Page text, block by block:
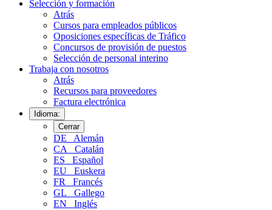
Selección y formación
Atrás
Cursos para empleados públicos
Oposiciones específicas de Tráfico
Concursos de provisión de puestos
Selección de personal interino
Trabaja con nosotros
Atrás
Recursos para proveedores
Factura electrónica
Idioma:
Cerrar
DE
Alemán
CA
Catalán
ES
Español
EU
Euskera
FR
Francés
GL
Gallego
EN
Inglés